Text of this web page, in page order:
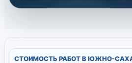
СТОИМОСТЬ РАБОТ В ЮЖНО-